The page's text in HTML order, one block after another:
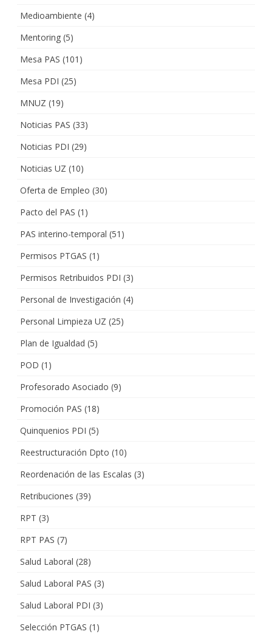
Medioambiente (4)
Mentoring (5)
Mesa PAS (101)
Mesa PDI (25)
MNUZ (19)
Noticias PAS (33)
Noticias PDI (29)
Noticias UZ (10)
Oferta de Empleo (30)
Pacto del PAS (1)
PAS interino-temporal (51)
Permisos PTGAS (1)
Permisos Retribuidos PDI (3)
Personal de Investigación (4)
Personal Limpieza UZ (25)
Plan de Igualdad (5)
POD (1)
Profesorado Asociado (9)
Promoción PAS (18)
Quinquenios PDI (5)
Reestructuración Dpto (10)
Reordenación de las Escalas (3)
Retribuciones (39)
RPT (3)
RPT PAS (7)
Salud Laboral (28)
Salud Laboral PAS (3)
Salud Laboral PDI (3)
Selección PTGAS (1)